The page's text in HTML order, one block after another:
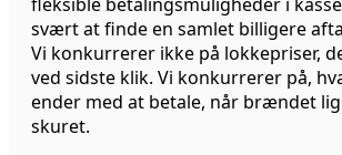
svært at finde en samlet billigere
Vi konkurrerer ikke på lokkepriser,
ved sidste klik. Vi konkurrerer på,
ender med at betale, når brændet
skuret.